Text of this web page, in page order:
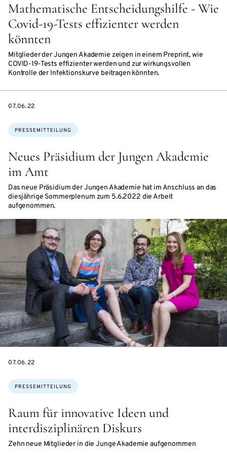
Mathematische Entscheidungshilfe - Wie
Covid-19-Tests effizienter werden
könnten
Mitglieder der Jungen Akademie zeigen in einem Preprint, wie
COVID-19-Tests effizienter werden und zur wirkungsvollen
Kontrolle der Infektionskurve beitragen könnten.
Neues Präsidium der Jungen Akademie
im Amt
Das neue Präsidium der Jungen Akademie hat im Anschluss an das
diesjährige Sommerplenum zum 5.6.2022 die Arbeit
aufgenommen.
Themen:
PRESSEMITTEILUNG
DATE
07.06.22
Raum für innovative Ideen und
interdisziplinären Diskurs
Zehn neue Mitglieder in die Junge Akademie aufgenommen
Themen:
PRESSEMITTEILUNG
DATE
07.06.22